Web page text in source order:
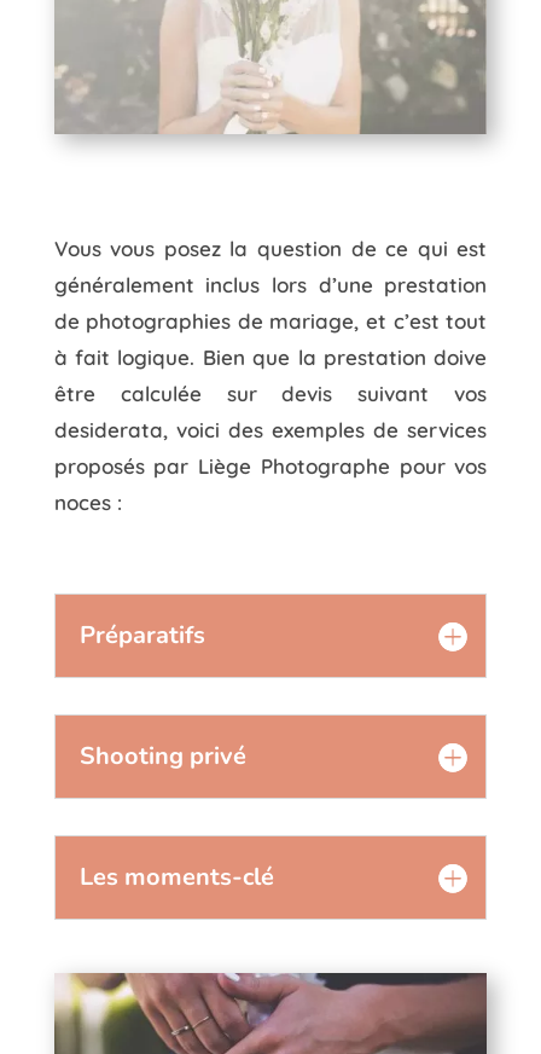
Vous vous posez la question de ce qui est
généralement inclus lors d’une prestation
de photographies de mariage, et c’est tout
à fait logique. Bien que la prestation doive
être calculée sur devis suivant vos
desiderata, voici des exemples de services
proposés par Liège Photographe pour vos
noces :
Préparatifs
Shooting privé
Les moments-clé